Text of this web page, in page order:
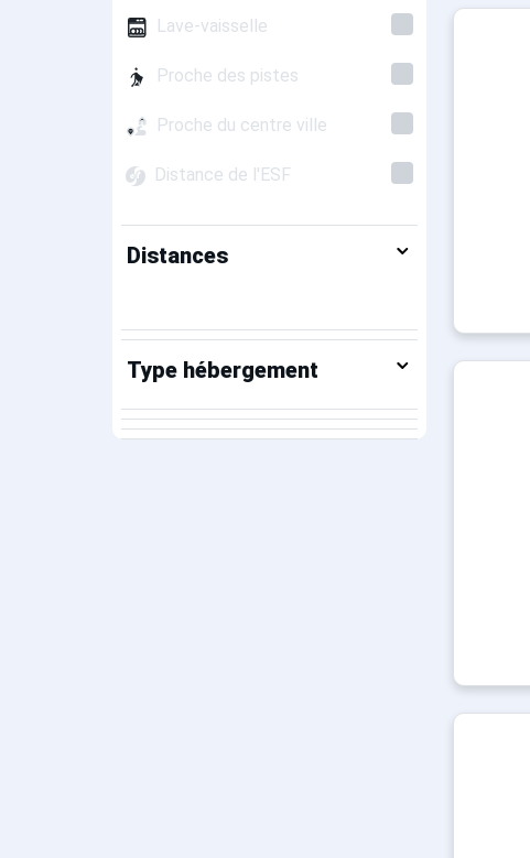
Lave-vaisselle
Proche des pistes
Proche du centre ville
Distance de l'ESF
Distances
Type hébergement